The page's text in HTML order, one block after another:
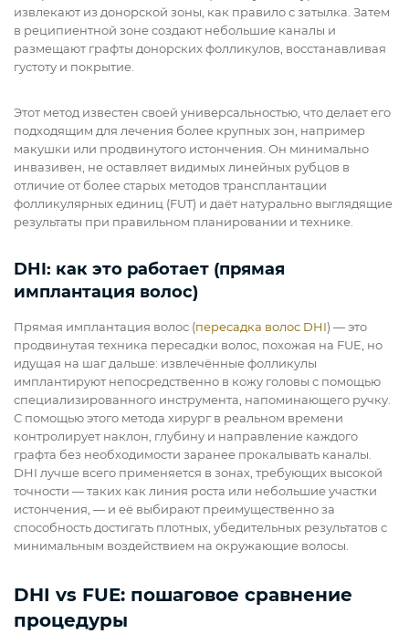
извлекают из донорской зоны, как правило с затылка. Затем
в реципиентной зоне создают небольшие каналы и
размещают графты донорских фолликулов, восстанавливая
густоту и покрытие.
Этот метод известен своей универсальностью, что делает его
подходящим для лечения более крупных зон, например
макушки или продвинутого истончения. Он минимально
инвазивен, не оставляет видимых линейных рубцов в
отличие от более старых методов трансплантации
фолликулярных единиц (FUT) и даёт натурально выглядящие
результаты при правильном планировании и технике.
DHI: как это работает (прямая
имплантация волос)
Прямая имплантация волос (пересадка волос DHI) — это
продвинутая техника пересадки волос, похожая на FUE, но
идущая на шаг дальше: извлечённые фолликулы
имплантируют непосредственно в кожу головы с помощью
специализированного инструмента, напоминающего ручку.
С помощью этого метода хирург в реальном времени
контролирует наклон, глубину и направление каждого
графта без необходимости заранее прокалывать каналы.
DHI лучше всего применяется в зонах, требующих высокой
точности — таких как линия роста или небольшие участки
истончения, — и её выбирают преимущественно за
способность достигать плотных, убедительных результатов с
минимальным воздействием на окружающие волосы.
DHI vs FUE: пошаговое сравнение
процедуры